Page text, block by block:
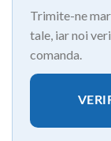
Trimite-ne
tale, iar noi
comanda.